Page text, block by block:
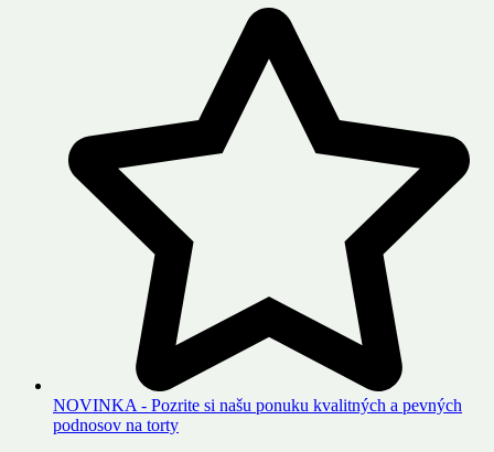
NOVINKA - Pozrite si našu ponuku kvalitných a pevných
podnosov na torty